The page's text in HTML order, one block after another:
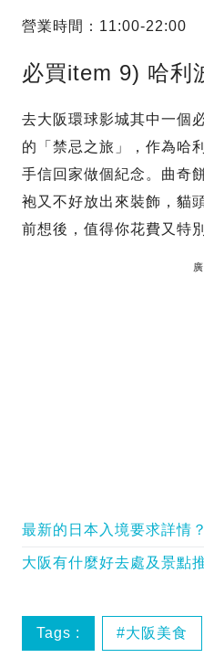
營業時間：11:00-22:00
必買item 9) 哈利
去大阪環球影城其中一個
的「禁忌之旅」，作為哈
手信回家做個紀念。曲奇
袍又不好放出來裝飾，貓
前想後，值得你花費又特
最新的日本入境要求詳情？
大阪有什麼好去處及景點
Tags : 大阪美食